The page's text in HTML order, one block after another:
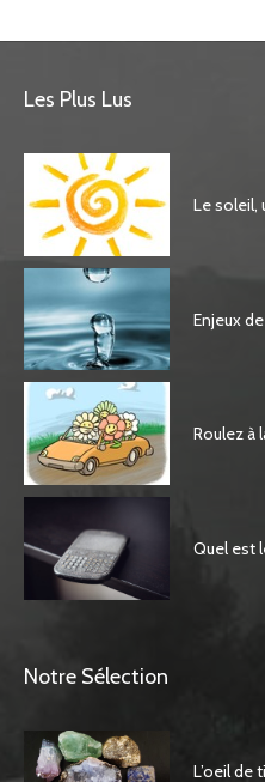
Les Plus Lus
Le soleil,
Enjeux
Roulez à
Quel est
Notre Sélection
L’oeil de